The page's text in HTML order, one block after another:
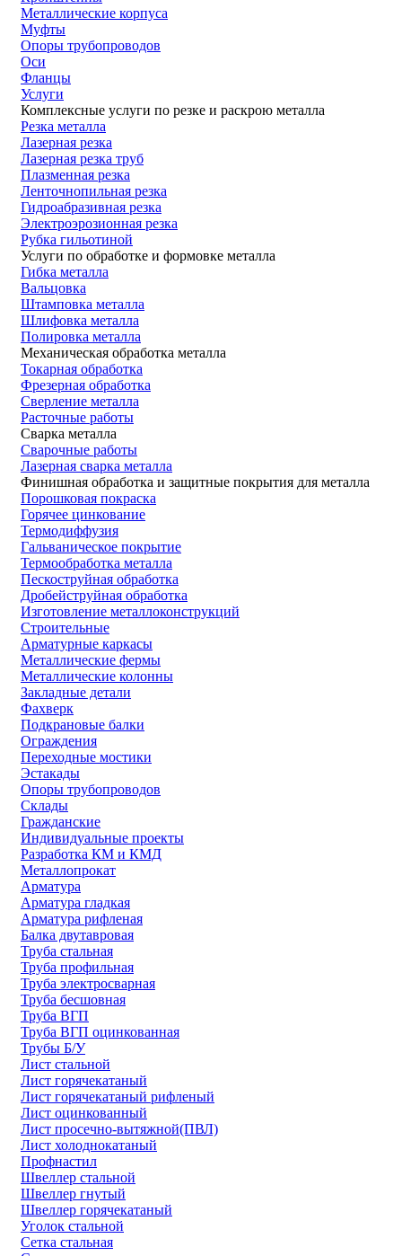
Металлические корпуса
Муфты
Опоры трубопроводов
Оси
Фланцы
Услуги
Комплексные услуги по резке и раскрою металла
Резка металла
Лазерная резка
Лазерная резка труб
Плазменная резка
Ленточнопильная резка
Гидроабразивная резка
Электроэрозионная резка
Рубка гильотиной
Услуги по обработке и формовке металла
Гибка металла
Вальцовка
Штамповка металла
Шлифовка металла
Полировка металла
Механическая обработка металла
Токарная обработка
Фрезерная обработка
Сверление металла
Расточные работы
Сварка металла
Сварочные работы
Лазерная сварка металла
Финишная обработка и защитные покрытия для металла
Порошковая покраска
Горячее цинкование
Термодиффузия
Гальваническое покрытие
Термообработка металла
Пескоструйная обработка
Дробейструйная обработка
Изготовление металлоконструкций
Строительные
Арматурные каркасы
Металлические фермы
Металлические колонны
Закладные детали
Фахверк
Подкрановые балки
Ограждения
Переходные мостики
Эстакады
Опоры трубопроводов
Склады
Гражданские
Индивидуальные проекты
Разработка КМ и КМД
Металлопрокат
Арматура
Арматура гладкая
Арматура рифленая
Балка двутавровая
Труба стальная
Труба профильная
Труба электросварная
Труба бесшовная
Труба ВГП
Труба ВГП оцинкованная
Трубы Б/У
Лист стальной
Лист горячекатаный
Лист горячекатаный рифленый
Лист оцинкованный
Лист просечно-вытяжной(ПВЛ)
Лист холоднокатаный
Профнастил
Швеллер стальной
Швеллер гнутый
Швеллер горячекатаный
Уголок стальной
Сетка стальная